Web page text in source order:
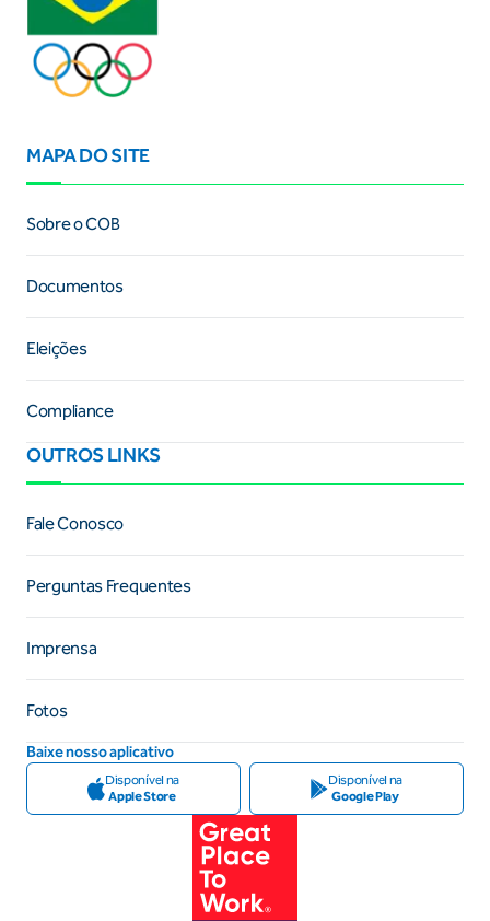
MAPA DO SITE
Sobre o COB
Documentos
Eleições
Compliance
OUTROS LINKS
Fale Conosco
Perguntas Frequentes
Imprensa
Fotos
Baixe nosso aplicativo
Disponível na
Apple Store
Disponível na
Google Play